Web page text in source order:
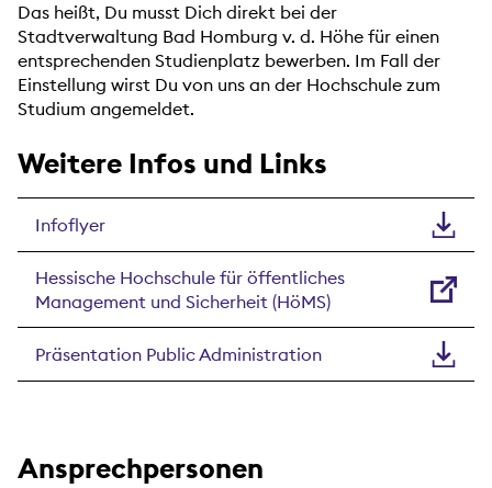
Das heißt, Du musst Dich direkt bei der
Stadtverwaltung Bad Homburg v. d. Höhe für einen
entsprechenden Studienplatz bewerben. Im Fall der
Einstellung wirst Du von uns an der Hochschule zum
Studium angemeldet.
Weitere Infos und Links
Infoflyer
Hessische Hochschule für öffentliches
Management und Sicherheit (HöMS)
Präsentation Public Administration
Ansprechpersonen